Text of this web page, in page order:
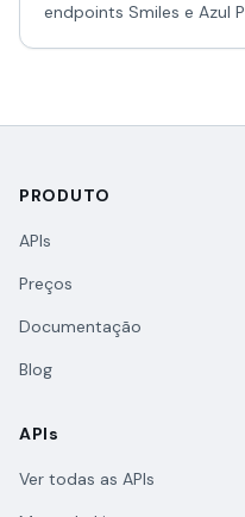
endpoints Smiles e Azul
PRODUTO
APIs
Preços
Documentação
Blog
APIs
Ver todas as APIs